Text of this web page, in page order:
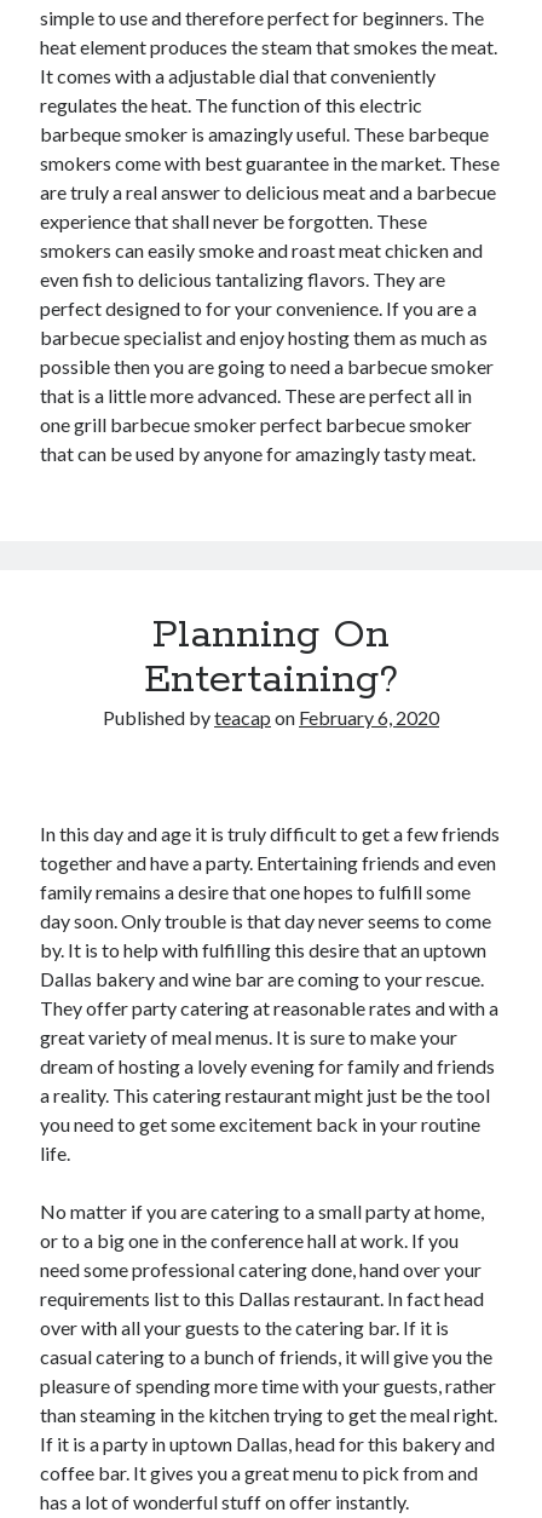
simple to use and therefore perfect for beginners. The
heat element produces the steam that smokes the meat.
It comes with a adjustable dial that conveniently
regulates the heat. The function of this electric
barbeque smoker is amazingly useful. These barbeque
smokers come with best guarantee in the market. These
are truly a real answer to delicious meat and a barbecue
experience that shall never be forgotten. These
smokers can easily smoke and roast meat chicken and
even fish to delicious tantalizing flavors. They are
perfect designed to for your convenience. If you are a
barbecue specialist and enjoy hosting them as much as
possible then you are going to need a barbecue smoker
that is a little more advanced. These are perfect all in
one grill barbecue smoker perfect barbecue smoker
that can be used by anyone for amazingly tasty meat.
Planning On
Entertaining?
Published byteacap on February 6, 2020
In this day and age it is truly difficult to get a few friends
together and have a party. Entertaining friends and even
family remains a desire that one hopes to fulfill some
day soon. Only trouble is that day never seems to come
by. It is to help with fulfilling this desire that an uptown
Dallas bakery and wine bar are coming to your rescue.
They offer party catering at reasonable rates and with a
great variety of meal menus. It is sure to make your
dream of hosting a lovely evening for family and friends
a reality. This catering restaurant might just be the tool
you need to get some excitement back in your routine
life.
No matter if you are catering to a small party at home,
or to a big one in the conference hall at work. If you
need some professional catering done, hand over your
requirements list to this Dallas restaurant. In fact head
over with all your guests to the catering bar. If it is
casual catering to a bunch of friends, it will give you the
pleasure of spending more time with your guests, rather
than steaming in the kitchen trying to get the meal right.
If it is a party in uptown Dallas, head for this bakery and
coffee bar. It gives you a great menu to pick from and
has a lot of wonderful stuff on offer instantly.